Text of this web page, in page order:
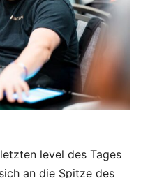
level des Tages
an die Spitze des